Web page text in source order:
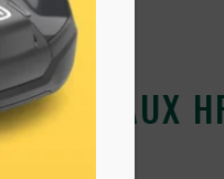
A FLEAUX